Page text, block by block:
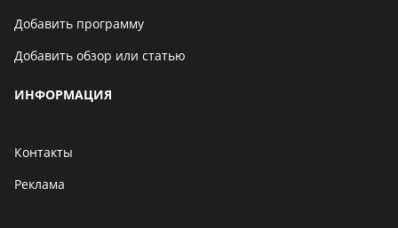
Добавить программу
Добавить обзор или статью
ИНФОРМАЦИЯ
Контакты
Реклама